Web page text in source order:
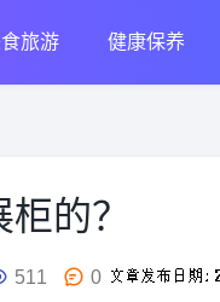
旅游 健康保养
的？
511 0